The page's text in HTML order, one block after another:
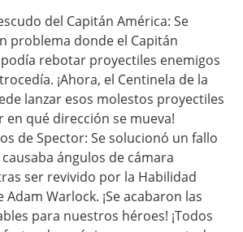
del Capitán América: Se
problema donde el Capitán
rebotar proyectiles enemigos
¡Ahora, el Centinela de la
lanzar esos molestos proyectiles
qué dirección se mueva!
de Spector: Se solucionó un fallo
ángulos de cámara
ser revivido por la Habilidad
Adam Warlock. ¡Se acabaron las
para nuestros héroes! ¡Todos